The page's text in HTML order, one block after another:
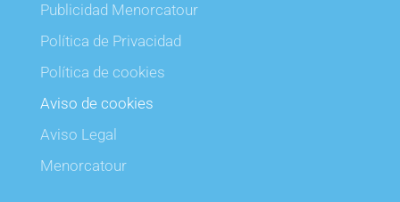
Publicidad Menorcatour
Política de Privacidad
Política de cookies
Aviso de cookies
Aviso Legal
Menorcatour